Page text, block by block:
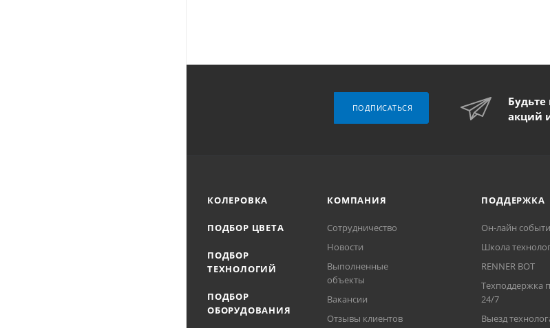
акций
ПОДПИСАТЬСЯ
КОЛЕРОВКА
ПОДБОР ЦВЕТА
ПОДБОР
ТЕХНОЛОГИЙ
ПОДБОР
ОБОРУДОВАНИЯ
КОМПАНИЯ
Сотрудничество
Новости
Выполненные
объекты
Вакансии
Отзывы клиентов
ПОДДЕРЖКА
Он-лайн
Школа
RENNER BOT
Техподдержка
24/7
Выезд